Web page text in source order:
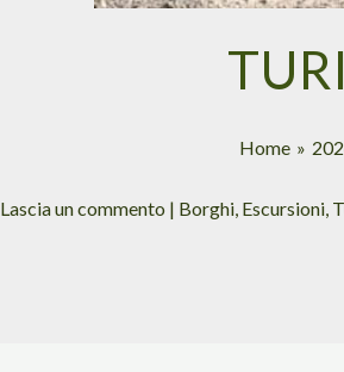
Home
Lascia un commento | Borghi, Escursioni,